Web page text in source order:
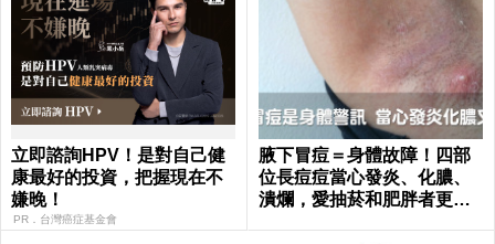
立即諮詢HPV！是對自己健
康最好的投資，把握現在不
嫌晚！
PR．台灣癌症基金會
腋下冒痘＝身體故障！四部
位長痘痘當心發炎、化膿、
潰爛，愛抽菸和肥胖者更要